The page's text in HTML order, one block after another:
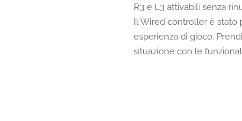
R3 e L3 attivabili senza
Il Wired controller è
esperienza di gioco.
situazione con le